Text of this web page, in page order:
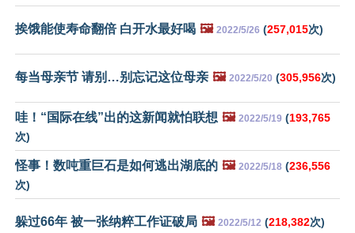
挨饿能使寿命翻倍 白开水最好喝 🖼️ 2022/5/26 (257,015次)
每当母亲节 请别…别忘记这位母亲 🖼️ 2022/5/20 (305,956次)
哇！“国际在线”出的这新闻就怕联想 🖼️ 2022/5/19 (193,765
次)
怪事！数吨重巨石是如何逃出湖底的 🖼️ 2022/5/18 (236,556
次)
躲过66年 被一张纳粹工作证破局 🖼️ 2022/5/12 (218,382次)